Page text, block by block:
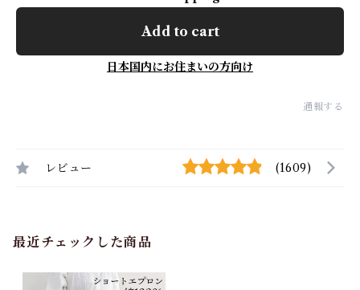
Add to cart
日本国内にお住まいの方向け
通報する
レビュー (1609)
最近チェックした商品